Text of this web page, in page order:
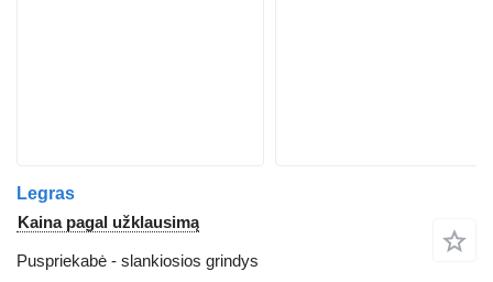
Legras
Kaina pagal užklausimą
Puspriekabė - slankiosios grindys